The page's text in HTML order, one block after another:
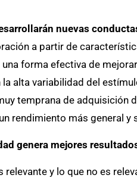
nuevas
a partir de
forma efectiva de
alta variabilidad del
temprana de adquisición
rendimiento más general y
genera mejores
y lo que no es